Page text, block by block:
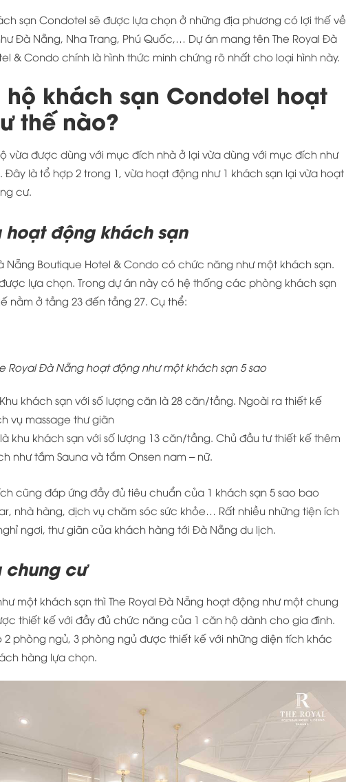
sạn Condotel sẽ được lựa chọn ở những địa phương có lợi thế về
Đà Nẵng, Nha Trang, Phú Quốc,… Dự án mang tên The Royal Đà
& Condo chính là hình thức minh chứng rõ nhất cho loại hình này.
khách sạn Condotel hoạt
thế nào?
vừa được dùng với mục đích nhà ở lại vừa dùng với mục đích như
Đây là tổ hợp 2 trong 1, vừa hoạt động như 1 khách sạn lại vừa hoạt
cư.
hoạt động khách sạn
Nẵng Boutique Hotel & Condo có chức năng như một khách sạn.
lựa chọn. Trong dự án này có hệ thống các phòng khách sạn
nằm ở tầng 23 đến tầng 27. Cụ thể:
Royal Đà Nẵng hoạt động như một khách sạn 5 sao
Khu khách sạn với số lượng căn là 28 căn/tầng. Ngoài ra thiết kế
vụ massage thư giãn
khu khách sạn với số lượng 13 căn/tầng. Chủ đầu tư thiết kế thêm
như tắm Sauna và tắm Onsen nam – nữ.
cũng đáp ứng đầy đủ tiêu chuẩn của 1 khách sạn 5 sao bao
nhà hàng, dịch vụ chăm sóc sức khỏe… Rất nhiều những tiện ích
ngơi, thư giãn của khách hàng tới Đà Nẵng du lịch.
chung cư
một khách sạn thì The Royal Đà Nẵng hoạt động như một chung
thiết kế với đầy đủ chức năng của 1 căn hộ dành cho gia đình.
phòng ngủ, 3 phòng ngủ được thiết kế với những diện tích khác
hàng lựa chọn.